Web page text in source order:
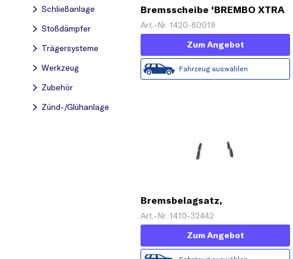
Schließanlage
Stoßdämpfer
Trägersysteme
Werkzeug
Zubehör
Zünd-/Glühanlage
Bremsscheibe 'BREMBO XTRA
LINE'
Art.-Nr. 1420-60019
Zum Angebot
Fahrzeug auswählen
Bremsbelagsatz,
Scheibenbremse
Art.-Nr. 1410-32442
Zum Angebot